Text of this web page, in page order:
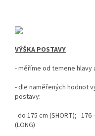
VÝŠKA POSTAVY
- měříme od temene
-dle naměřených hodnot
postavy:
do 175 cm (SHORT); 176
(LONG)